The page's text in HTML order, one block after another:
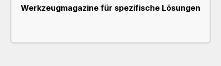
Werkzeugmagazine für spezifische Lösungen